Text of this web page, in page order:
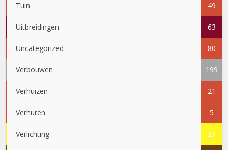
Tuin 49
Uitbreidingen 63
Uncategorized 80
Verbouwen 199
Verhuizen 21
Verhuren 5
Verlichting 24